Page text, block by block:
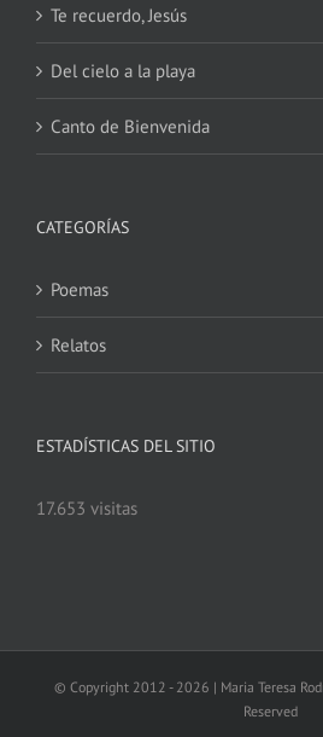
Te recuerdo, Jesús
Del cielo a la playa
Canto de Bienvenida
CATEGORÍAS
Poemas
Relatos
ESTADÍSTICAS DEL SITIO
17.653 visitas
© Copyright 2012 - 2026 | Maria Teresa
Reserved